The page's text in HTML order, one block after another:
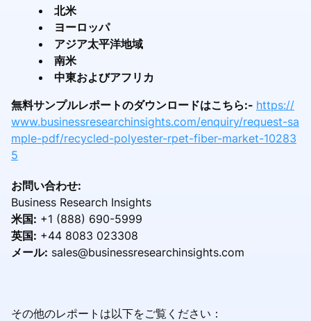
北米
ヨーロッパ
アジア太平洋地域
南米
中東およびアフリカ
無料サンプルレポートのダウンロードはこちら:- https://
www.businessresearchinsights.com/enquiry/request-sa
mple-pdf/recycled-polyester-rpet-fiber-market-10283
5
お問い合わせ:
Business Research Insights
米国: +1 (888) 690-5999
英国: +44 8083 023308
メール: sales@businessresearchinsights.com
その他のレポートは以下をご覧ください：